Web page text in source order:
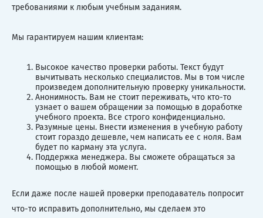
требованиями к любым учебным заданиям.
Мы гарантируем нашим клиентам:
Высокое качество проверки работы. Текст будут
вычитывать несколько специалистов. Мы в том числе
произведем дополнительную проверку уникальности.
Анонимность. Вам не стоит переживать, что кто-то
узнает о вашем обращении за помощью в доработке
учебного проекта. Все строго конфиденциально.
Разумные цены. Внести изменения в учебную работу
стоит гораздо дешевле, чем написать ее с ноля. Вам
будет по карману эта услуга.
Поддержка менеджера. Вы сможете обращаться за
помощью в любой момент.
Если даже после нашей проверки преподаватель попросит
что-то исправить дополнительно, мы сделаем это